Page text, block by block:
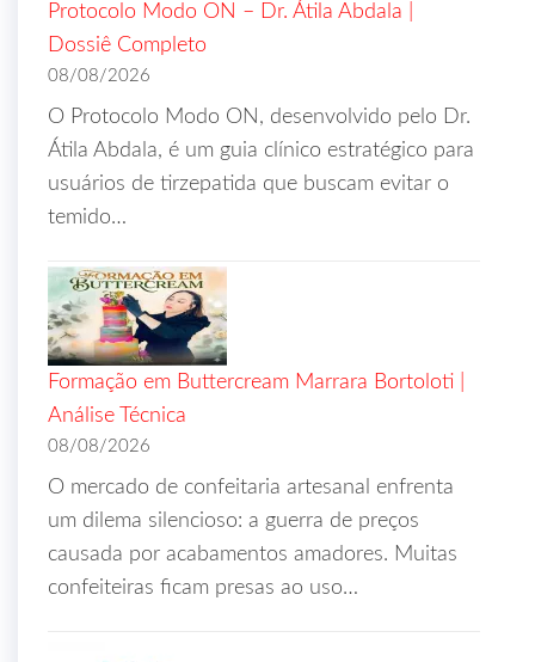
Protocolo Modo ON – Dr. Átila Abdala |
Dossiê Completo
08/08/2026
O Protocolo Modo ON, desenvolvido pelo Dr.
Átila Abdala, é um guia clínico estratégico para
usuários de tirzepatida que buscam evitar o
temido…
Formação em Buttercream Marrara Bortoloti |
Análise Técnica
08/08/2026
O mercado de confeitaria artesanal enfrenta
um dilema silencioso: a guerra de preços
causada por acabamentos amadores. Muitas
confeiteiras ficam presas ao uso…